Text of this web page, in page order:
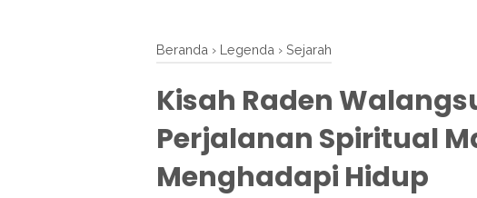
Beranda › Legenda › Sejarah
Kisah Raden
Perjalanan Spiritual
Menghadapi Hidup